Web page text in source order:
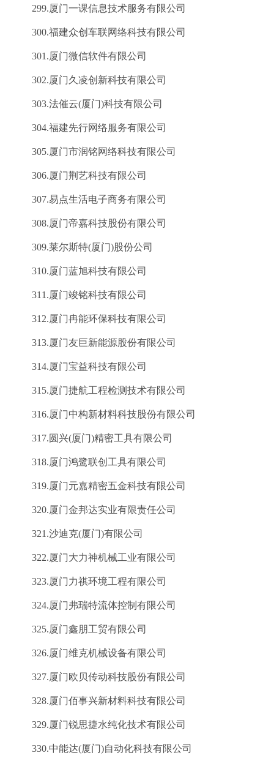
299.厦门一课信息技术服务有限公司
300.福建众创车联网络科技有限公司
301.厦门微信软件有限公司
302.厦门久凌创新科技有限公司
303.法催云(厦门)科技有限公司
304.福建先行网络服务有限公司
305.厦门市润铭网络科技有限公司
306.厦门荆艺科技有限公司
307.易点生活电子商务有限公司
308.厦门帝嘉科技股份有限公司
309.莱尔斯特(厦门)股份公司
310.厦门蓝旭科技有限公司
311.厦门竣铭科技有限公司
312.厦门冉能环保科技有限公司
313.厦门友巨新能源股份有限公司
314.厦门宝益科技有限公司
315.厦门捷航工程检测技术有限公司
316.厦门中构新材料科技股份有限公司
317.圆兴(厦门)精密工具有限公司
318.厦门鸿鹭联创工具有限公司
319.厦门元嘉精密五金科技有限公司
320.厦门金邦达实业有限责任公司
321.沙迪克(厦门)有限公司
322.厦门大力神机械工业有限公司
323.厦门力祺环境工程有限公司
324.厦门弗瑞特流体控制有限公司
325.厦门鑫朋工贸有限公司
326.厦门维克机械设备有限公司
327.厦门欧贝传动科技股份有限公司
328.厦门佰事兴新材料科技有限公司
329.厦门锐思捷水纯化技术有限公司
330.中能达(厦门)自动化科技有限公司